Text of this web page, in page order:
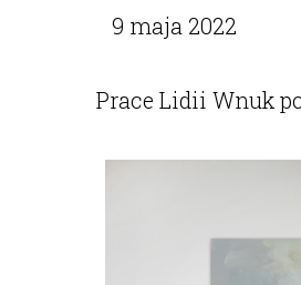
9 maja 2022
Prace Lidii Wnuk